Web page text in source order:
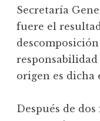
Secretaría
fuere el
responsabilidad
origen es dicha
Después de